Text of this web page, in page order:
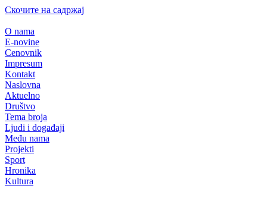
Скочите на садржај
O nama
E-novine
Cenovnik
Impresum
Kontakt
Naslovna
Aktuelno
Društvo
Tema broja
Ljudi i događaji
Među nama
Projekti
Sport
Hronika
Kultura